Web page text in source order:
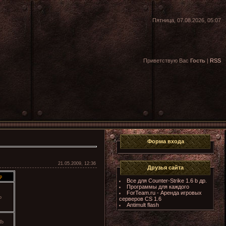
Пятница, 07.08.2026, 05:07
Приветствую Вас Гость | RSS
21.05.2009, 12:36
Форма входа
Друзья сайта
Все для Counter-Strike 1.6 b др.
Программы для каждого
ForTeam.ru - Аренда игровых
серверов CS 1.6
Antimult flash